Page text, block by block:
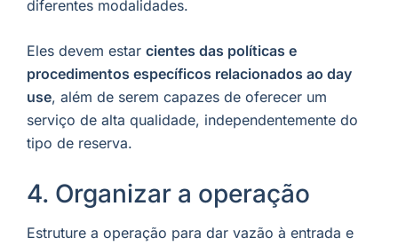
diferentes modalidades.
Eles devem estar cientes das políticas e
procedimentos específicos relacionados ao day
use, além de serem capazes de oferecer um
serviço de alta qualidade, independentemente do
tipo de reserva.
4. Organizar a operação
Estruture a operação para dar vazão à entrada e